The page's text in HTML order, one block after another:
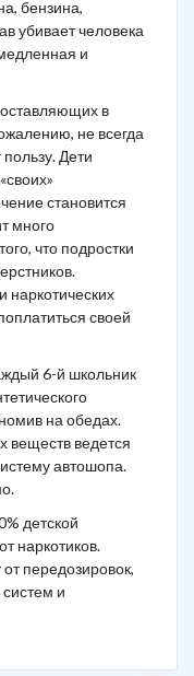
бензина,
убивает человека
и
в
не всегда
Дети
становится
много
что подростки
своей
6-й школьник
на обедах.
веществ ведется
автошопа.
детской
наркотиков.
передозировок,
систем и